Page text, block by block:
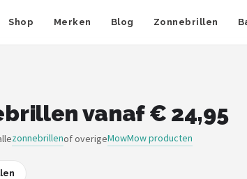
Shop Merken Blog Zonnebrillen
vanaf € 24,95
zonnebrillenof overigeMowMow producten